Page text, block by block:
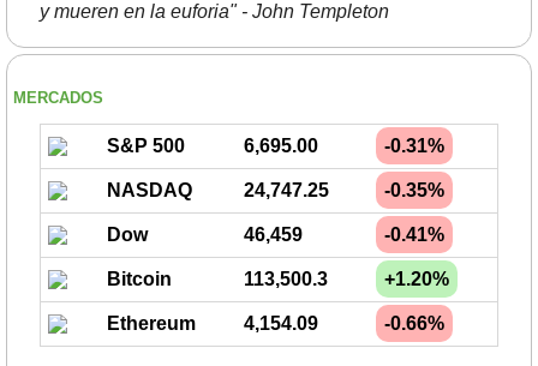
y mueren en la euforia" - John Templeton
MERCADOS
S&P 500 6,695.00 -0.31%
NASDAQ 24,747.25 -0.35%
Dow 46,459 -0.41%
Bitcoin 113,500.3 +1.20%
Ethereum 4,154.09 -0.66%